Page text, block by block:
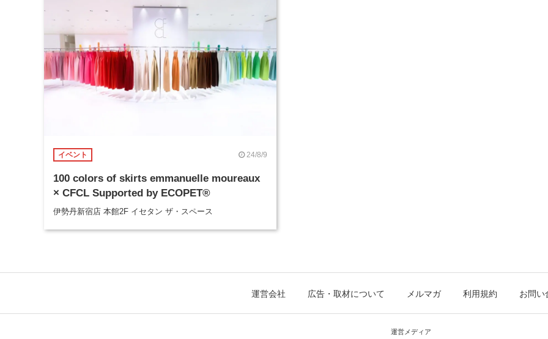
イベント 24/8/9
100 colors of skirts emmanuelle moureaux
× CFCL Supported by ECOPET®
伊勢丹新宿店 本館2F イセタン ザ・スペース
運営会社 広告・取材について メルマガ 利用規約 お問い
運営メディア